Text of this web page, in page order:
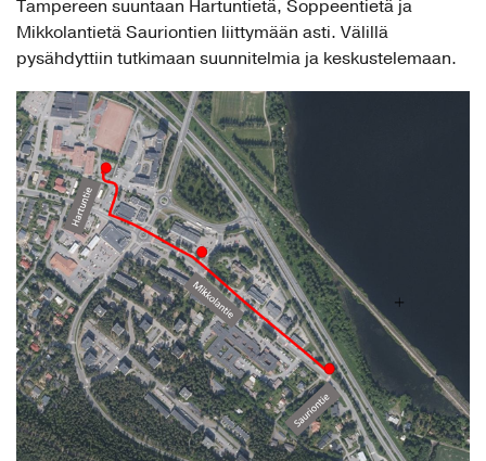
Tampereen suuntaan Hartuntietä, Soppeentietä ja
Mikkolantietä Sauriontien liittymään asti. Välillä
pysähdyttiin tutkimaan suunnitelmia ja keskustelemaan.